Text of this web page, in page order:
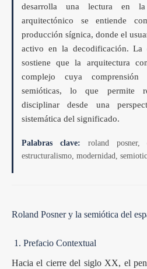
desarrolla una lectura en
arquitectónico se entiende
producción sígnica, donde el
activo en la decodificación. La
sostiene que la arquitectura
complejo cuya comprensión
semióticas, lo que permite
disciplinar desde una
sistemática del significado.
Palabras clave: roland posner,
estructuralismo, modernidad,
Roland Posner y la semiótica del
1. Prefacio Contextual
Hacia el cierre del siglo XX, el